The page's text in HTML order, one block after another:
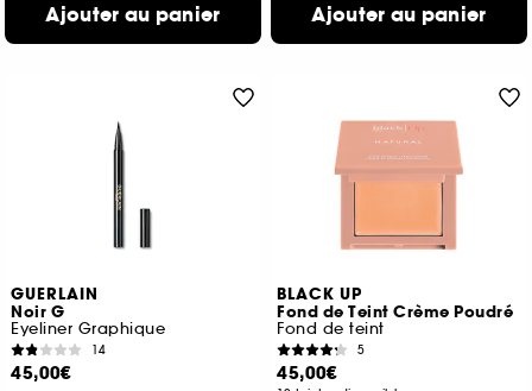
Ajouter au panier Ajouter au panier
GUERLAIN
Noir G
Eyeliner Graphique
14
45,00€
BLACK UP
Fond de Teint Crème Poudré
Fond de teint
5
45,00€